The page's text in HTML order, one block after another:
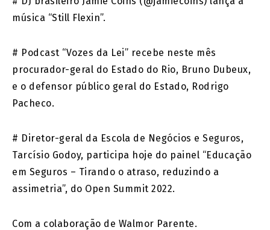
música “Still Flexin”.
# Podcast “Vozes da Lei” recebe neste mês
procurador-geral do Estado do Rio, Bruno Dubeux,
e o defensor público geral do Estado, Rodrigo
Pacheco.
# Diretor-geral da Escola de Negócios e Seguros,
Tarcísio Godoy, participa hoje do painel “Educação
em Seguros – Tirando o atraso, reduzindo a
assimetria”, do Open Summit 2022.
Com a colaboração de Walmor Parente.